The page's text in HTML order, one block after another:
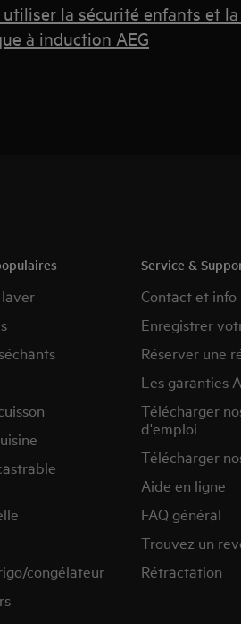
utiliser la sécurité enfants et
à induction AEG
congélateur
Service &
Contact et info
Enregistrer
Réserver une
Les garanties
Télécharger
d'emploi
Télécharger
Aide en ligne
FAQ général
Trouvez un
Rétractation